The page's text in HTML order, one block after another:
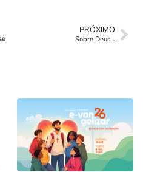
PRÓXIMO
Sobre Deus…